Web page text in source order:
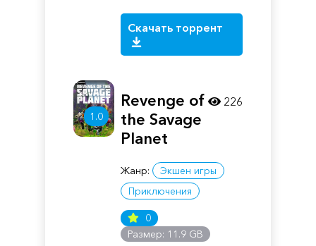
Скачать торрент
1.0
Revenge of
the Savage
Planet
Жанр:
Экшен игры
Приключения
0
Размер: 11.9 GB
226